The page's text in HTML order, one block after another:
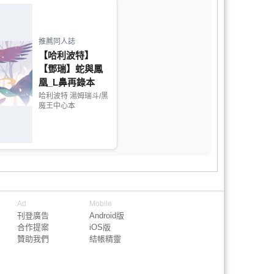
推薦同人誌
【哈利波特】
【鄧瑞】蛇與鳳
凰_L鼻再錄本
哈利波特 湯姆瑞斗/黑
魔王中心本
Ad
刊登廣告
合作提案
贊助我們
Mobile
Android版
iOS版
結帳精靈